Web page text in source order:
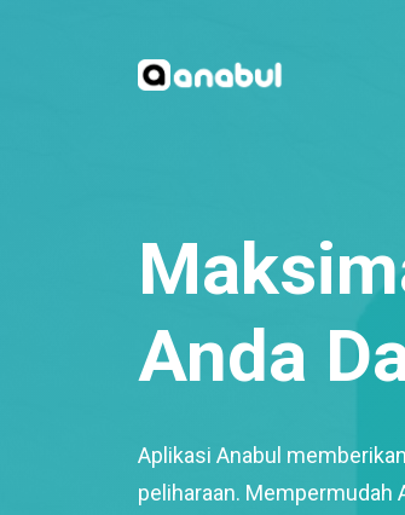
Anda
Aplikasi Anabul
peliharaan. Mempermudah